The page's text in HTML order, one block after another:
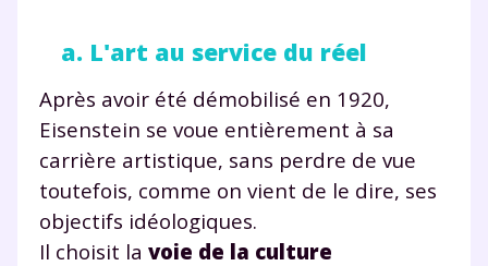
a. L'art au service du réel
Après avoir été démobilisé en 1920,
Eisenstein se voue entièrement à sa
carrière artistique, sans perdre de vue
toutefois, comme on vient de le dire, ses
objectifs idéologiques.
Il choisit la voie de la culture